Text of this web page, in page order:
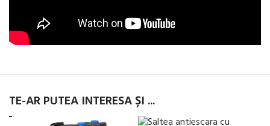
TE-AR PUTEA INTERESA ȘI ...